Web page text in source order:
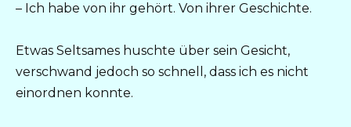
– Ich habe von ihr gehört. Von ihrer Geschichte.
Etwas Seltsames huschte über sein Gesicht,
verschwand jedoch so schnell, dass ich es nicht
einordnen konnte.